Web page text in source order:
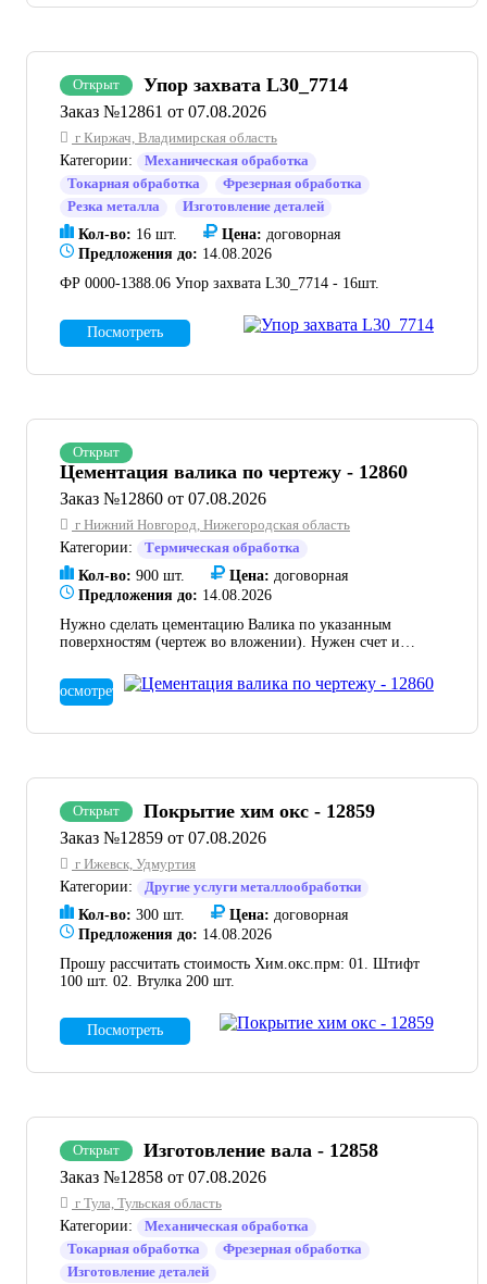
Открыт Упор захвата L30_7714
Заказ №12861 от 07.08.2026
г Киржач, Владимирская область
Категории:
Механическая обработка
Токарная обработка
Фрезерная обработка
Резка металла
Изготовление деталей
Кол-во: 16 шт. Цена: договорная
Предложения до: 14.08.2026
ФР 0000-1388.06 Упор захвата L30_7714 - 16шт.
Посмотреть
Открыт
Цементация валика по чертежу - 12860
Заказ №12860 от 07.08.2026
г Нижний Новгород, Нижегородская область
Категории:
Термическая обработка
Кол-во: 900 шт. Цена: договорная
Предложения до: 14.08.2026
Нужно сделать цементацию Валика по указанным
поверхностям (чертеж во вложении). Нужен счет и
Посмотреть
Открыт Покрытие хим окс - 12859
Заказ №12859 от 07.08.2026
г Ижевск, Удмуртия
Категории:
Другие услуги металлообработки
Кол-во: 300 шт. Цена: договорная
Предложения до: 14.08.2026
Прошу рассчитать стоимость Хим.окс.прм: 01. Штифт
100 шт. 02. Втулка 200 шт.
Посмотреть
Открыт Изготовление вала - 12858
Заказ №12858 от 07.08.2026
г Тула, Тульская область
Категории:
Механическая обработка
Токарная обработка
Фрезерная обработка
Изготовление деталей